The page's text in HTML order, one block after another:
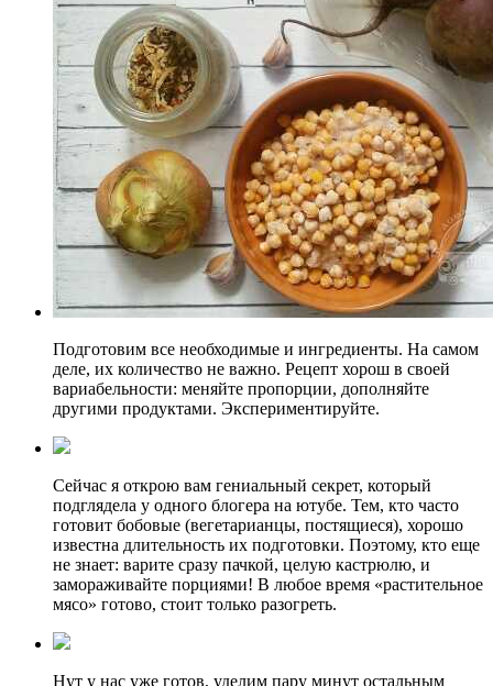
Подготовим все необходимые и ингредиенты. На самом
деле, их количество не важно. Рецепт хорош в своей
вариабельности: меняйте пропорции, дополняйте
другими продуктами. Экспериментируйте.
Сейчас я открою вам гениальный секрет, который
подглядела у одного блогера на ютубе. Тем, кто часто
готовит бобовые (вегетарианцы, постящиеся), хорошо
известна длительность их подготовки. Поэтому, кто еще
не знает: варите сразу пачкой, целую кастрюлю, и
замораживайте порциями! В любое время «растительное
мясо» готово, стоит только разогреть.
Нут у нас уже готов, уделим пару минут остальным